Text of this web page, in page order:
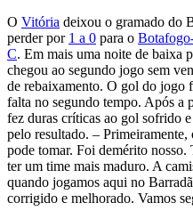
O Vitória deixou o gramado do
perder por 1 a 0 para o
C. Em mais uma noite de baixa
chegou ao segundo jogo sem
de rebaixamento. O gol do jogo
falta no segundo tempo. Após a
fez duras críticas ao gol sofrido
pelo resultado. –
pode tomar. Foi demérito nosso.
ter um time mais maduro. A
quando jogamos aqui no
corrigido e melhorado. Vamos